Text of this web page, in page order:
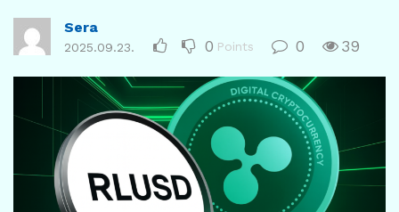
Sera
2025.09.23. 0 Points 0 39